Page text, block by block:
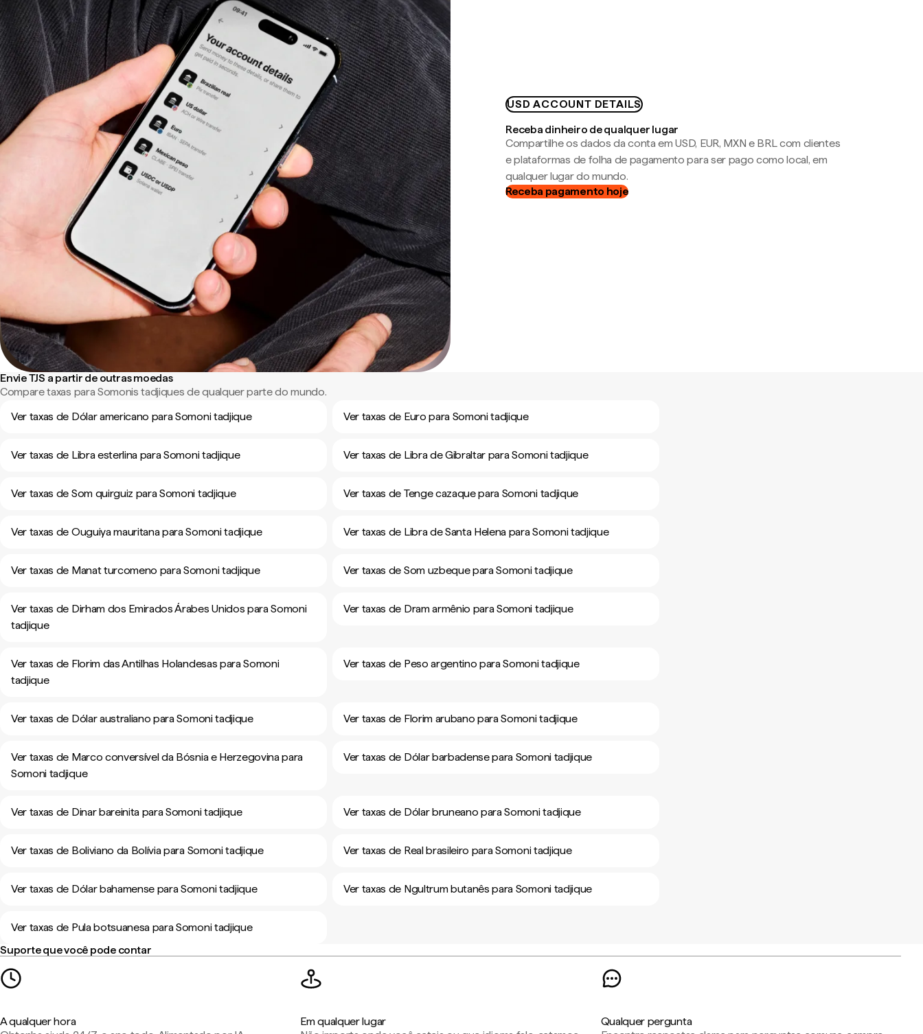
USD ACCOUNT DETAILS
Receba dinheiro de qualquer lugar
Compartilhe os dados da conta em USD, EUR, MXN e BRL com clientes
e plataformas de folha de pagamento para ser pago como local, em
qualquer lugar do mundo.
Receba pagamento hoje
Envie TJS a partir de outras moedas
Compare taxas para Somonis tadjiques de qualquer parte do mundo.
Ver taxas de Dólar americano para Somoni tadjique
Ver taxas de Euro para Somoni tadjique
Ver taxas de Libra esterlina para Somoni tadjique Ver taxas de Libra de Gibraltar para Somoni tadjique
Ver taxas de Som quirguiz para Somoni tadjique Ver taxas de Tenge cazaque para Somoni tadjique
Ver taxas de Ouguiya mauritana para Somoni tadjique Ver taxas de Libra de Santa Helena para Somoni tadjique
Ver taxas de Manat turcomeno para Somoni tadjique Ver taxas de Som uzbeque para Somoni tadjique
Ver taxas de Dirham dos Emirados Árabes Unidos para Somoni
tadjique
Ver taxas de Dram armênio para Somoni tadjique
Ver taxas de Florim das Antilhas Holandesas para Somoni
tadjique
Ver taxas de Peso argentino para Somoni tadjique
Ver taxas de Dólar australiano para Somoni tadjique Ver taxas de Florim arubano para Somoni tadjique
Ver taxas de Marco conversível da Bósnia e Herzegovina para
Somoni tadjique
Ver taxas de Dólar barbadense para Somoni tadjique
Ver taxas de Dinar bareinita para Somoni tadjique Ver taxas de Dólar bruneano para Somoni tadjique
Ver taxas de Boliviano da Bolívia para Somoni tadjique Ver taxas de Real brasileiro para Somoni tadjique
Ver taxas de Dólar bahamense para Somoni tadjique Ver taxas de Ngultrum butanês para Somoni tadjique
Ver taxas de Pula botsuanesa para Somoni tadjique
Suporte que você pode contar
A qualquer hora
Em qualquer lugar
Qualquer pergunta